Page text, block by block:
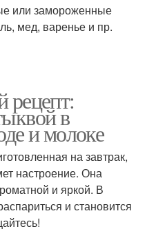
или замороженные
мед, варенье и пр.
рецепт:
в
и молоке
на завтрак,
настроение. Она
и яркой. В
и становится